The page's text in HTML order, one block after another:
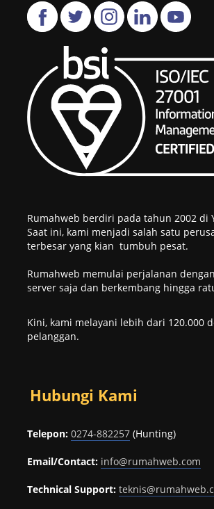
Rumahweb berdiri pada tahun 2002 di
Saat ini, kami menjadi salah satu
terbesar yang kian tumbuh pesat.
Rumahweb memulai perjalanan
server saja dan berkembang hingga
Kini, kami melayani lebih dari 120.000
pelanggan.
Hubungi Kami
Telepon: 0274-882257 (Hunting)
Email/Contact: info@rumahweb.com
Technical Support: